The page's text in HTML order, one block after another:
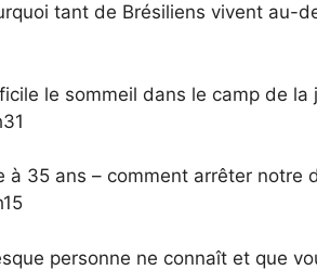
tant de Brésiliens vivent au-
le sommeil dans le camp de la
à 35 ans – comment arrêter notre
personne ne connaît et que